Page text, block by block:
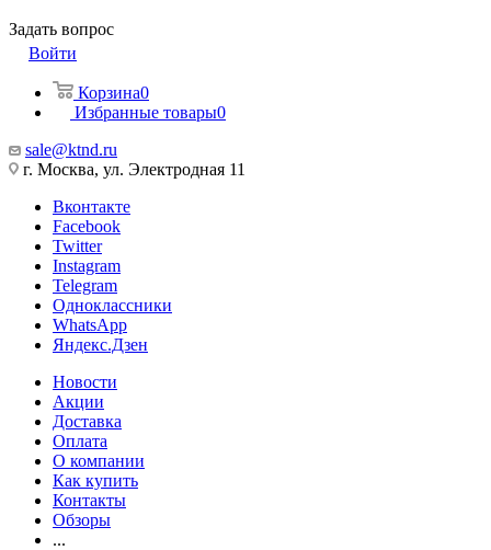
Задать вопрос
Войти
Корзина0
Избранные товары0
sale@ktnd.ru
г. Москва, ул. Электродная 11
Вконтакте
Facebook
Twitter
Instagram
Telegram
Одноклассники
WhatsApp
Яндекс.Дзен
Новости
Акции
Доставка
Оплата
О компании
Как купить
Контакты
Обзоры
...